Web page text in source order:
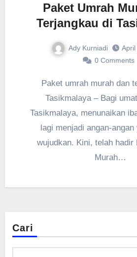
Paket Umrah
Terjangkau di
Ady Kurniadi
0 Comments
Paket umrah murah dan terjangkau di
Tasikmalaya – Bagi
Tasikmalaya, menunaikan
lagi menjadi angan-
wujudkan. Kini, telah hadir
Murah…
Cari